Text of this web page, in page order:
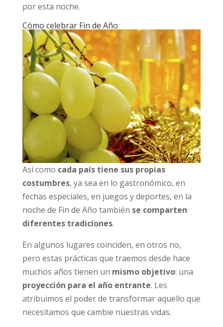
por esta noche.
Cómo celebrar Fin de Año
Así como cada país tiene sus propias
costumbres, ya sea en lo gastronómico, en
fechas especiales, en juegos y deportes, en la
noche de Fin de Año también se comparten
diferentes tradiciones.
En algunos lugares coinciden, en otros no,
pero estas prácticas que traemos desde hace
muchos años tienen un mismo objetivo: una
proyección para el año entrante. Les
atribuimos el poder de transformar aquello que
necesitamos que cambie nuestras vidas.